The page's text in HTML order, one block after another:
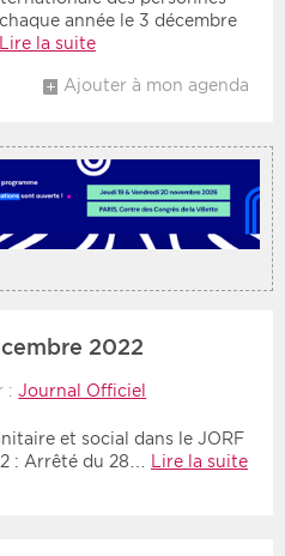
Zone géographique
Choisir une zone
de fin
Inversé
année le 3 décembre
Lire la suite
Ajouter à mon agenda
2022
:Journal Officiel
et social dans le JORF
: Arrêté du 28… Lire la suite